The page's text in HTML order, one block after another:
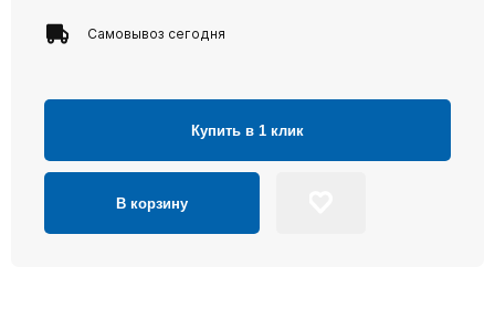
Самовывоз сегодня
Купить в 1 клик
В корзину